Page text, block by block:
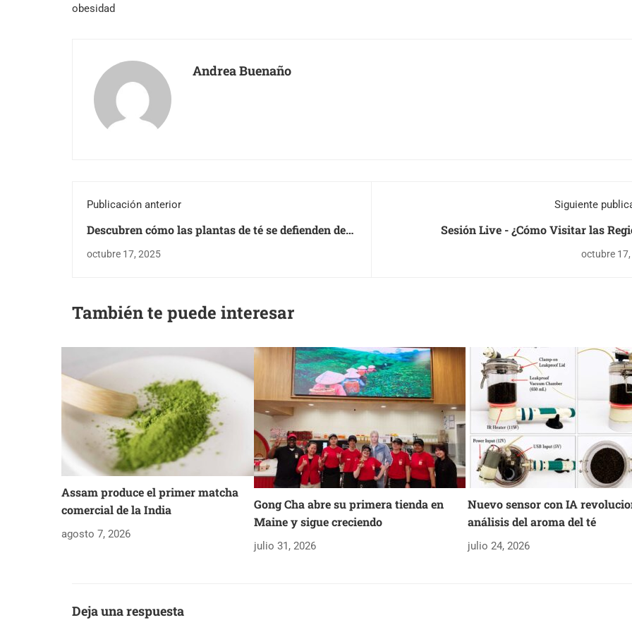
obesidad
Andrea Buenaño
Publicación anterior
Descubren cómo las plantas de té se defienden de
herbívoros
octubre 17, 2025
Siguiente
Sesión Live - ¿Cómo Visitar las
Productoras
octubre
También te puede interesar
Assam produce el primer matcha
comercial de la India
agosto 7, 2026
Gong Cha abre su primera tienda en
Maine y sigue creciendo
julio 31, 2026
Nuevo sensor con IA
análisis del aroma del té
julio 24, 2026
Deja una respuesta